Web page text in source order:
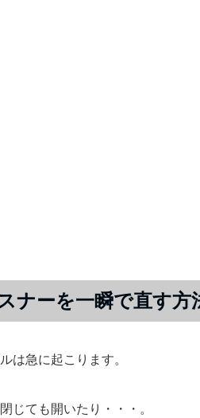
ナーを一瞬で直す方
は急に起こります。
じても開いたり・・・。